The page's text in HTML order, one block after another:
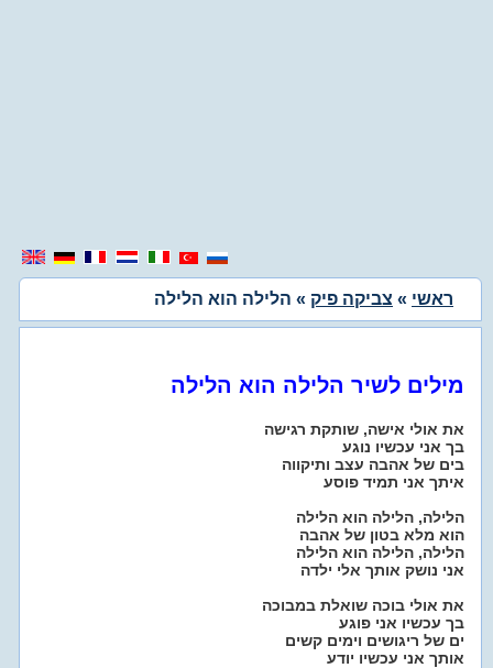
ראשי » צביקה פיק » הלילה הוא הלילה
מילים לשיר הלילה הוא הלילה
את אולי אישה, שותקת רגישה
בך אני עכשיו נוגע
בים של אהבה עצב ותיקווה
איתך אני תמיד פוסע
הלילה, הלילה הוא הלילה
הוא מלא בטון של אהבה
הלילה, הלילה הוא הלילה
אני נושק אותך אלי ילדה
את אולי בוכה שואלת במבוכה
בך עכשיו אני פוגע
ים של ריגושים וימים קשים
אותך אני עכשיו יודע